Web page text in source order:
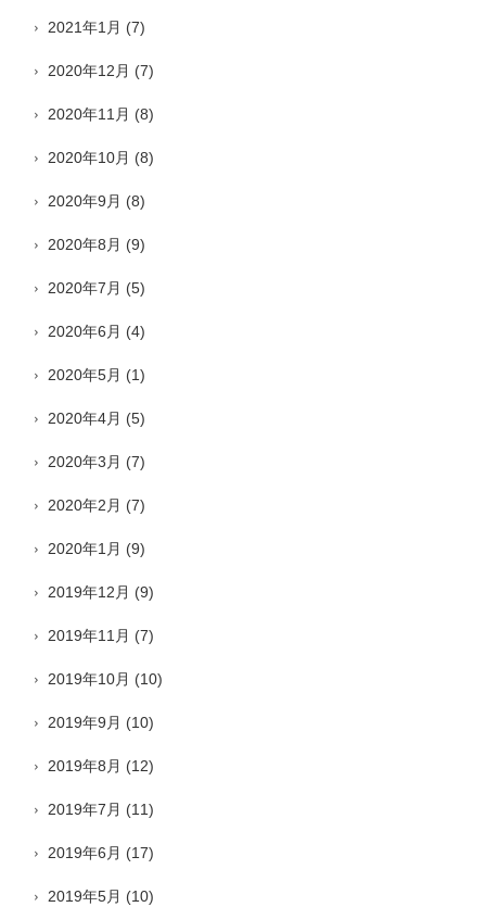
2021年1月 (7)
2020年12月 (7)
2020年11月 (8)
2020年10月 (8)
2020年9月 (8)
2020年8月 (9)
2020年7月 (5)
2020年6月 (4)
2020年5月 (1)
2020年4月 (5)
2020年3月 (7)
2020年2月 (7)
2020年1月 (9)
2019年12月 (9)
2019年11月 (7)
2019年10月 (10)
2019年9月 (10)
2019年8月 (12)
2019年7月 (11)
2019年6月 (17)
2019年5月 (10)